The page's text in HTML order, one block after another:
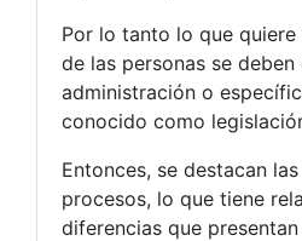
Por lo tanto lo que
de las personas se
administración o
conocido como
Entonces, se destacan
procesos, lo que tiene
diferencias que